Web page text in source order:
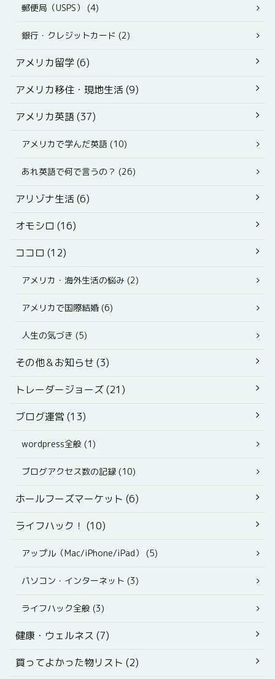
郵便局（USPS） (4)
銀行・クレジットカード (2)
アメリカ留学 (6)
アメリカ移住・現地生活 (9)
アメリカ英語 (37)
アメリカで学んだ英語 (10)
あれ英語で何で言うの？ (26)
アリゾナ生活 (6)
オモシロ (16)
ココロ (12)
アメリカ・海外生活の悩み (2)
アメリカで国際結婚 (6)
人生の気づき (5)
その他＆お知らせ (3)
トレーダージョーズ (21)
ブログ運営 (13)
wordpress全般 (1)
ブログアクセス数の記録 (10)
ホールフーズマーケット (6)
ライフハック！ (10)
アップル（Mac/iPhone/iPad） (5)
パソコン・インターネット (3)
ライフハック全般 (3)
健康・ウェルネス (7)
買ってよかった物リスト (2)